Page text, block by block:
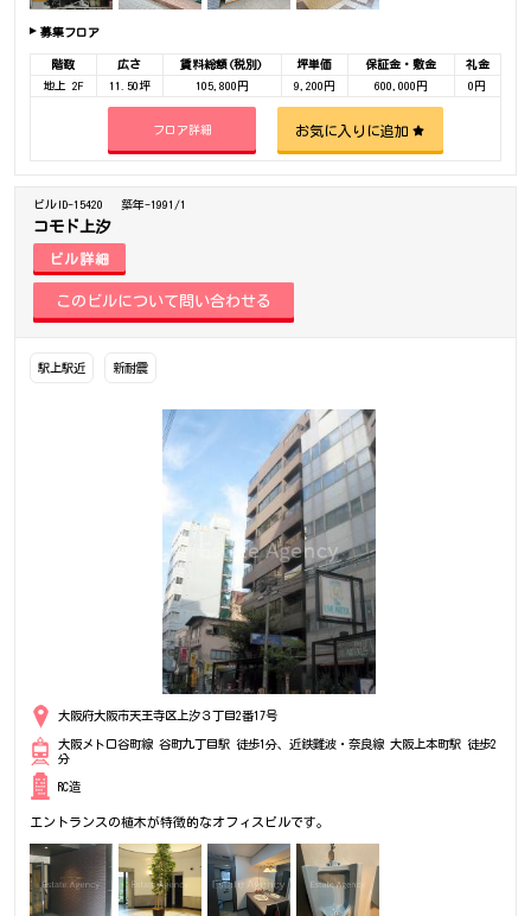
募集フロア
階数 広さ 賃料総額(税別) 坪単価 保証金・敷金
礼金
地上 2F
11.50坪 105,800円 9,200円 600,000円 0円
フロア詳細 お気に入りに追加
ビルID-15420 築年-1991/1
コモド上汐
ビル詳細
駅上駅近 新耐震
大阪府大阪市天王寺区上汐３丁目2番17号
大阪メトロ谷町線 谷町九丁目駅 徒歩1分、近鉄難波・奈良線 大阪上本町駅 徒歩2
分
RC造
エントランスの植木が特徴的なオフィスビルです。